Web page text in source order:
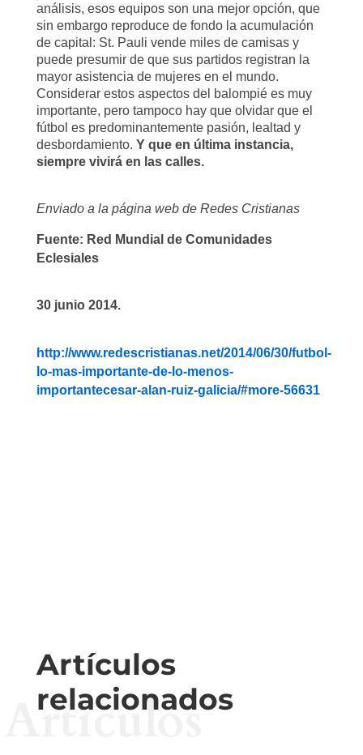
análisis, esos equipos son una mejor opción, que
sin embargo reproduce de fondo la acumulación
de capital: St. Pauli vende miles de camisas y
puede presumir de que sus partidos registran la
mayor asistencia de mujeres en el mundo.
Considerar estos aspectos del balompié es muy
importante, pero tampoco hay que olvidar que el
fútbol es predominantemente pasión, lealtad y
desbordamiento. Y que en última instancia,
siempre vivirá en las calles.
Enviado a la página web de Redes Cristianas
Fuente: Red Mundial de Comunidades
Eclesiales
30 junio 2014.
http://www.redescristianas.net/2014/06/30/futbol-
lo-mas-importante-de-lo-menos-
importantecesar-alan-ruiz-galicia/#more-56631
Artículos
relacionados
Artículos